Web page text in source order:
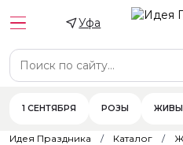
Уфа
1 СЕНТЯБРЯ РОЗЫ
Идея Праздника Каталог